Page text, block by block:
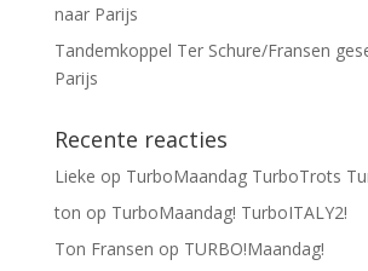
naar Parijs
Tandemkoppel Ter Schure/Fransen
Parijs
Recente reacties
Lieke op TurboMaandag TurboTrots
ton op TurboMaandag! TurboITALY2!
Ton Fransen op TURBO!Maandag!